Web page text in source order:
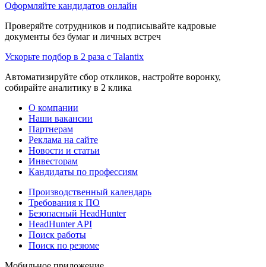
Оформляйте кандидатов онлайн
Проверяйте сотрудников и подписывайте кадровые
документы без бумаг и личных встреч
Ускорьте подбор в 2 раза с Talantix
Автоматизируйте сбор откликов, настройте воронку,
собирайте аналитику в 2 клика
О компании
Наши вакансии
Партнерам
Реклама на сайте
Новости и статьи
Инвесторам
Кандидаты по профессиям
Производственный календарь
Требования к ПО
Безопасный HeadHunter
HeadHunter API
Поиск работы
Поиск по резюме